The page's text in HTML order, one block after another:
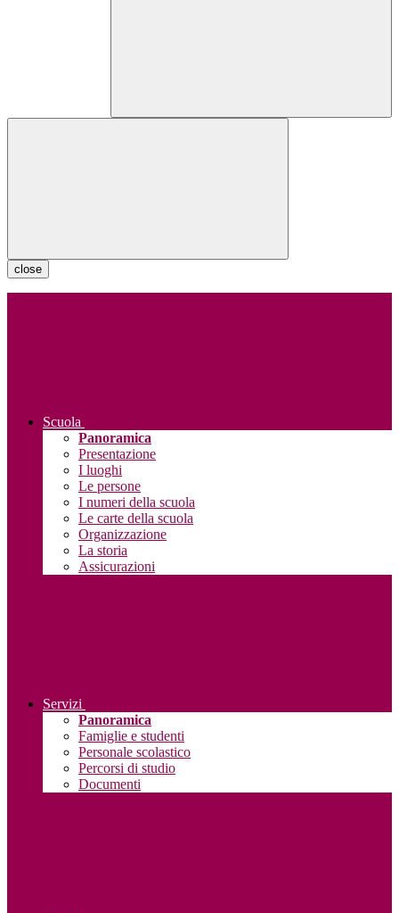
close
Scuola
Panoramica
Presentazione
I luoghi
Le persone
I numeri della scuola
Le carte della scuola
Organizzazione
La storia
Assicurazioni
Servizi
Panoramica
Famiglie e studenti
Personale scolastico
Percorsi di studio
Documenti